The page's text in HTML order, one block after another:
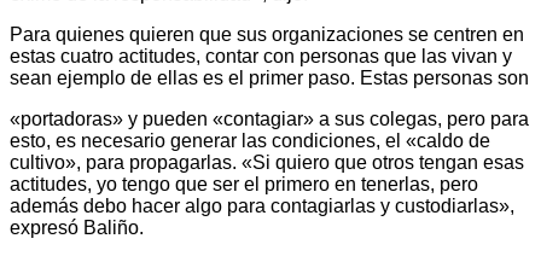
Para quienes quieren que sus organizaciones se centren en
estas cuatro actitudes, contar con personas que las vivan y
sean ejemplo de ellas es el primer paso. Estas personas son
«portadoras» y pueden «contagiar» a sus colegas, pero para
esto, es necesario generar las condiciones, el «caldo de
cultivo», para propagarlas. «Si quiero que otros tengan esas
actitudes, yo tengo que ser el primero en tenerlas, pero
además debo hacer algo para contagiarlas y custodiarlas»,
expresó Baliño.